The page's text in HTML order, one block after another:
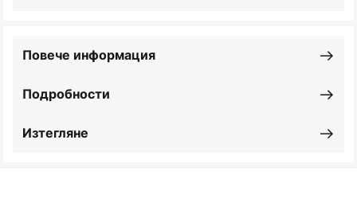
Подробности
Повече информация
Изтегляне